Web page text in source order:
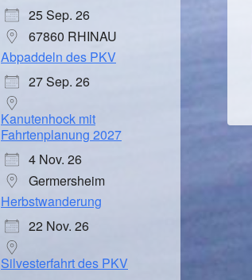
25 Sep. 26
67860 RHINAU
Abpaddeln des PKV
27 Sep. 26
Kanutenhock mit
Fahrtenplanung 2027
4 Nov. 26
Germersheim
Herbstwanderung
22 Nov. 26
Silvesterfahrt des PKV